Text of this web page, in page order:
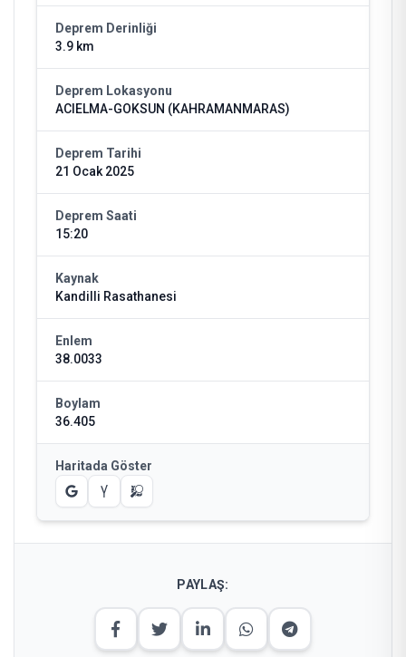
Deprem Derinliği
3.9 km
Deprem Lokasyonu
ACIELMA-GOKSUN (KAHRAMANMARAS)
Deprem Tarihi
21 Ocak 2025
Deprem Saati
15:20
Kaynak
Kandilli Rasathanesi
Enlem
38.0033
Boylam
36.405
Haritada Göster
PAYLAŞ: